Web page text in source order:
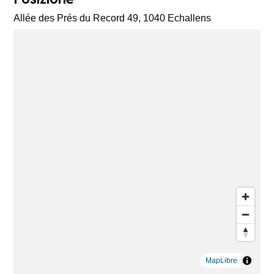
Allée des Prés du Record 49, 1040 Echallens
MapLibre